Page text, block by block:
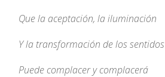
Que la aceptación, la iluminación
Y la transformación de los sentidos
Puede complacer y complacerá